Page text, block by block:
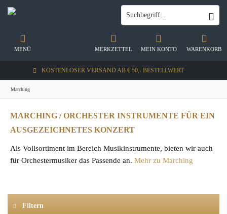
KOSTENLOSER VERSAND AB € 50,- BESTELLWERT
WARENKORB
MERKZETTEL MEIN KONTO
MENÜ
Marching
MARCHING / ORCHESTER INSTRUMENTE FÜR EIN
AUSGEZEICHNETES KONZERT
Als Vollsortiment im Bereich Musikinstrumente, bieten wir auch
für Orchestermusiker das Passende an. Mehr zu Marching
Filtern